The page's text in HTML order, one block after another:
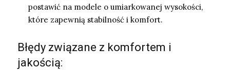
postawić na modele o umiarkowanej wysokości,
które zapewnią stabilność i komfort.
Błędy związane z komfortem i
jakością: